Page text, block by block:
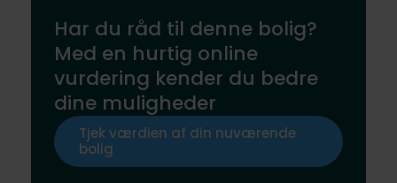
Har du råd til denne bolig?
Med en hurtig online
vurdering kender du bedre
dine muligheder
Tjek værdien af din nuværende
bolig